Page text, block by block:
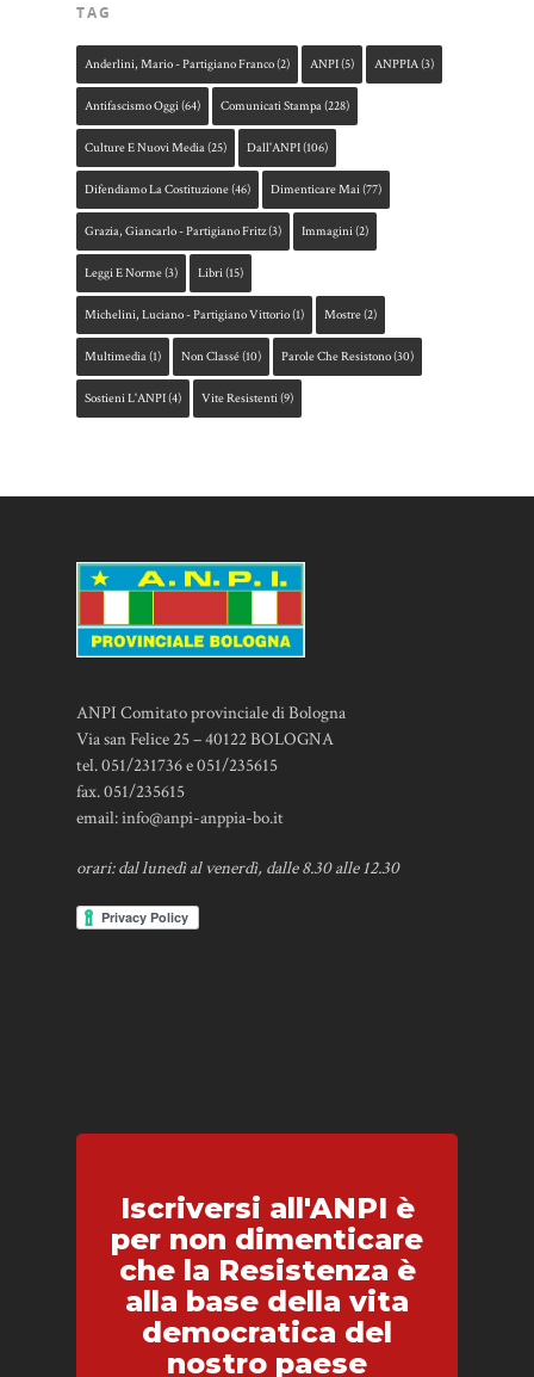
TAG
Anderlini, Mario - Partigiano Franco(2) ANPI(5) ANPPIA(3)
Antifascismo Oggi(64) Comunicati Stampa(228)
Culture E Nuovi Media(25) Dall'ANPI(106)
Difendiamo La Costituzione(46) Dimenticare Mai(77)
Grazia, Giancarlo - Partigiano Fritz(3) Immagini(2)
Leggi E Norme(3) Libri(15)
Michelini, Luciano - Partigiano Vittorio(1) Mostre(2)
Multimedia(1) Non Classé(10) Parole Che Resistono(30)
Sostieni L'ANPI(4) Vite Resistenti(9)
ANPI Comitato provinciale di Bologna
Via san Felice 25 – 40122 BOLOGNA
tel. 051/231736 e 051/235615
fax. 051/235615
email:info@anpi-anppia-bo.it
orari: dal lunedì al venerdì, dalle 8.30 alle 12.30
Iscriversi all'ANPI è
per non dimenticare
che la Resistenza è
alla base della vita
democratica del
nostro paese